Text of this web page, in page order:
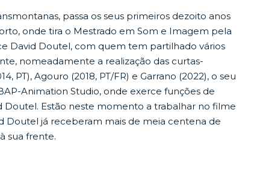
passa os seus primeiros dezoito anos
onde tira o Mestrado em Som e Imagem pela
David Doutel, com quem tem partilhado vários
nomeadamente a realização das curtas-
PT), Agouro (2018, PT/FR) e Garrano (2022), o seu
Animation Studio, onde exerce funções de
Estão neste momento a trabalhar no filme
Doutel já receberam mais de meia centena de
sua frente.